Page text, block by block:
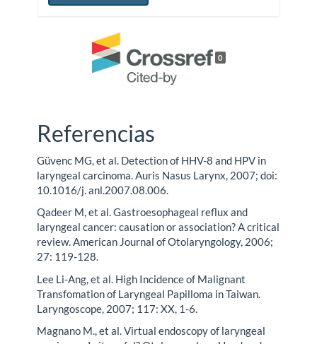
0
Referencias
Güvenc MG, et al. Detection of HHV-8 and HPV in
laryngeal carcinoma. Auris Nasus Larynx, 2007; doi:
10.1016/j. anl.2007.08.006.
Qadeer M, et al. Gastroesophageal reflux and
laryngeal cancer: causation or association? A critical
review. American Journal of Otolaryngology, 2006;
27: 119-128.
Lee Li-Ang, et al. High Incidence of Malignant
Transfomation of Laryngeal Papilloma in Taiwan.
Laryngoscope, 2007; 117: XX, 1-6.
Magnano M., et al. Virtual endoscopy of laryngeal